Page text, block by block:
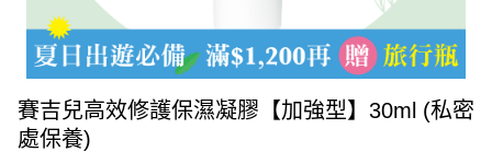
賽吉兒高效修護保濕凝膠【加強型】30ml (私密
處保養)